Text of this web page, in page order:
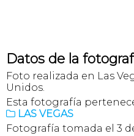
Datos de la
Foto realizada en Las
Unidos.
Esta fotografía
 LAS VEGAS
Fotografía tomada el 3 de